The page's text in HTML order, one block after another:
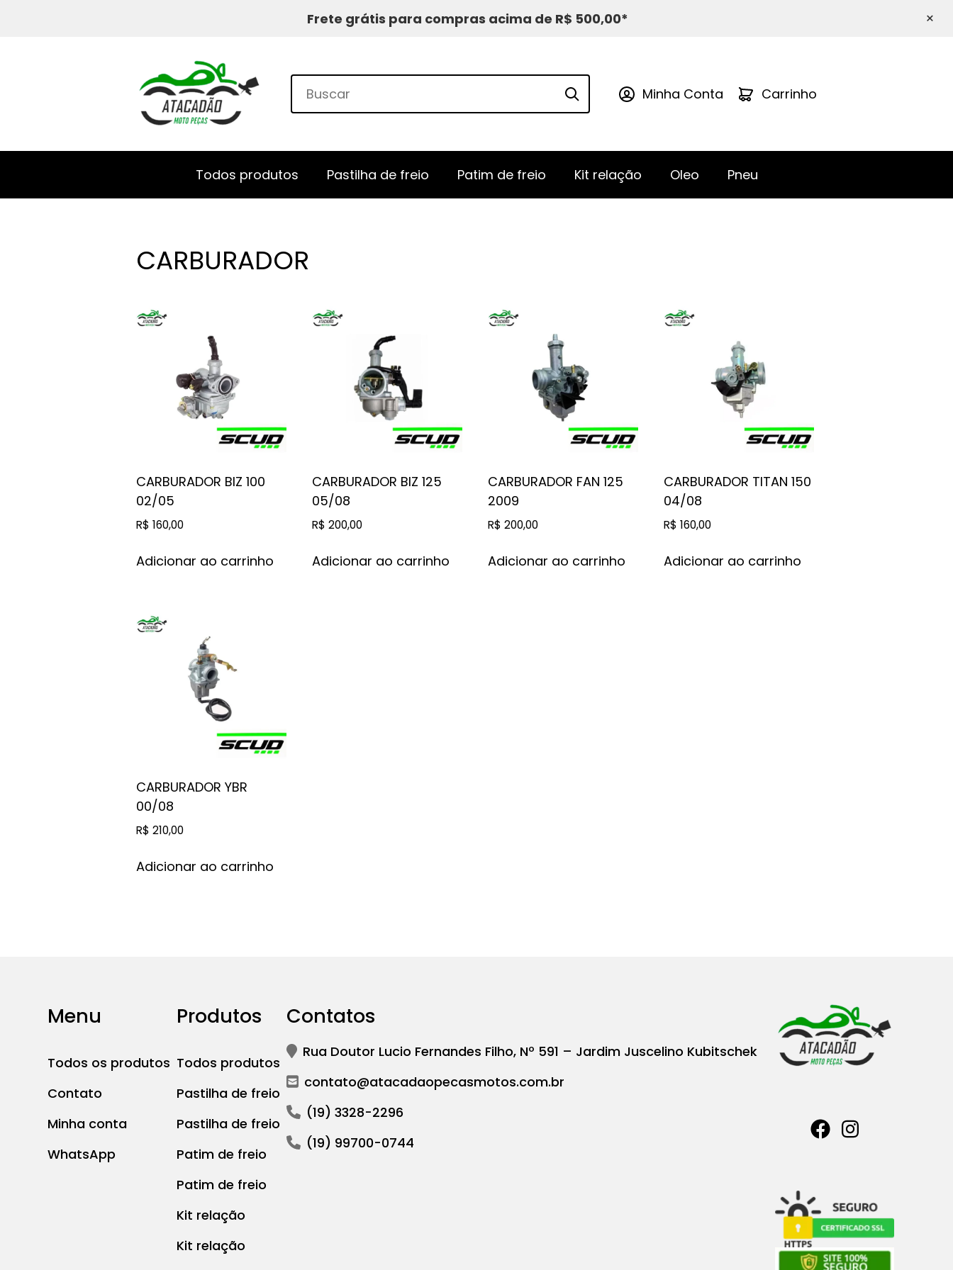
Frete grátis para compras acima de R$ 500,00* ×
Minha Conta Carrinho
Todos produtos Pastilha de freio Patim de freio Kit relação Oleo Pneu
CARBURADOR
CARBURADOR BIZ 100
02/05
R$ 160,00
Adicionar ao carrinho
CARBURADOR BIZ 125
05/08
R$ 200,00
Adicionar ao carrinho
CARBURADOR FAN 125
2009
R$ 200,00
Adicionar ao carrinho
CARBURADOR TITAN 150
04/08
R$ 160,00
Adicionar ao carrinho
CARBURADOR YBR
00/08
R$ 210,00
Adicionar ao carrinho
Menu
Todos os produtos
Contato
Minha conta
WhatsApp
Produtos
Todos produtos
Pastilha de freio
Pastilha de freio
Patim de freio
Patim de freio
Kit relação
Kit relação
Contatos
Rua Doutor Lucio Fernandes Filho, Nº 591 – Jardim Juscelino Kubitschek
contato@atacadaopecasmotos.com.br
(19) 3328-2296
(19) 99700-0744